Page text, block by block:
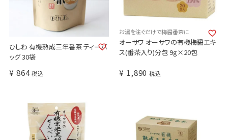
ひしわ 有機熟成三年番茶 ティーバ
ッグ 30袋
¥ 864 税込
お湯を注ぐだけで梅醤番茶に
オーサワ オーサワの有機梅醤エキ
ス(番茶入り)分包 9g×20包
¥ 1,890 税込